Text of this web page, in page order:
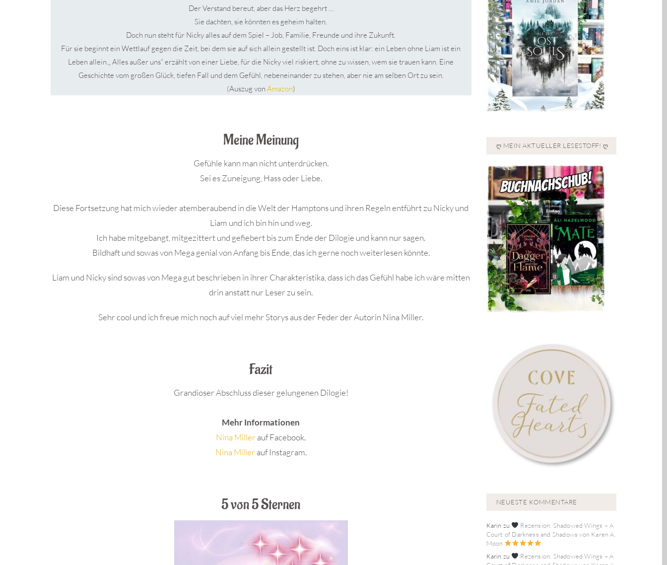
Der Verstand bereut, aber das Herz begehrt …
Sie dachten, sie könnten es geheim halten.
Doch nun steht für Nicky alles auf dem Spiel – Job, Familie, Freunde und ihre Zukunft.
Für sie beginnt ein Wettlauf gegen die Zeit, bei dem sie auf sich allein gestellt ist. Doch eins ist klar: ein Leben ohne Liam ist ein
Leben allein.„ Alles außer uns“ erzählt von einer Liebe, für die Nicky viel riskiert, ohne zu wissen, wem sie trauen kann. Eine
Geschichte vom großen Glück, tiefen Fall und dem Gefühl, nebeneinander zu stehen, aber nie am selben Ort zu sein.
(Auszug von Amazon)
Meine Meinung
Gefühle kann man nicht unterdrücken.
Sei es Zuneigung, Hass oder Liebe.
Diese Fortsetzung hat mich wieder atemberaubend in die Welt der Hamptons und ihren Regeln entführt zu Nicky und
Liam und ich bin hin und weg.
Ich habe mitgebangt, mitgezittert und gefiebert bis zum Ende der Dilogie und kann nur sagen.
Bildhaft und sowas von Mega genial von Anfang bis Ende, das ich gerne noch weiterlesen könnte.
Liam und Nicky sind sowas von Mega gut beschrieben in ihrer Charakteristika, dass ich das Gefühl habe ich wäre mitten
drin anstatt nur Leser zu sein.
Sehr cool und ich freue mich noch auf viel mehr Storys aus der Feder der Autorin Nina Miller.
Fazit
Grandioser Abschluss dieser gelungenen Dilogie!
Mehr Informationen
Nina Millerauf Facebook.
Nina Millerauf Instagram.
5 von 5 Sternen
Ღ MEIN AKTUELLER LESESTOFF! Ღ
NEUESTE KOMMENTARE
Karin zu
Rezension: Shadowed Wings – A
Court of Darkness and Shadows von Karen A.
Moon
Karin zu
Rezension: Shadowed Wings – A